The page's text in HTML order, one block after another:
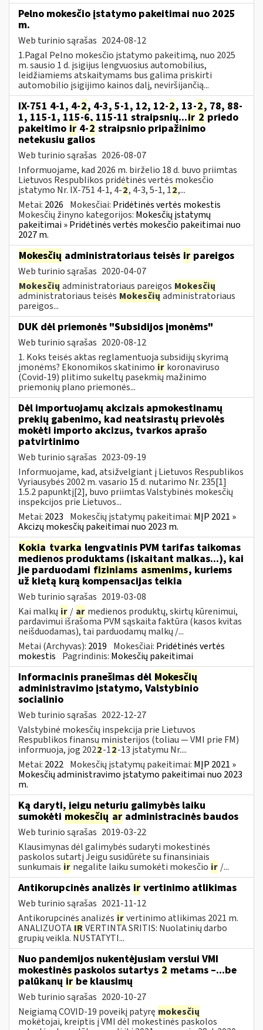
Pelno mokesčio įstatymo pakeitimai nuo 2025
m.
Web turinio sąrašas 2024-08-12
1.Pagal Pelno mokesčio įstatymo pakeitimą, nuo 2025
m. sausio 1 d. įsigijus lengvuosius automobilius,
leidžiamiems atskaitymams bus galima priskirti
automobilio įsigijimo kainos dalį, neviršijančią...
IX-751 4-1, 4-2, 4-3, 5-1, 12, 12-2, 13-2, 78, 88-
1, 115-1, 115-6, 115-11 straipsnių...ir 2 priedo
pakeitimo ir 4-2 straipsnio pripažinimo
netekusiu galios
Web turinio sąrašas 2026-08-07
Informuojame, kad 2026 m. birželio 18 d. buvo priimtas
Lietuvos Respublikos pridėtinės vertės mokesčio
įstatymo Nr. IX-751 4-1, 4-2, 4-3, 5-1, 12,...
Metai: 2026 Mokesčiai: Pridėtinės vertės mokestis
Mokesčių žinyno kategorijos: Mokesčių įstatymų
pakeitimai » Pridėtinės vertės mokesčio pakeitimai nuo
2027 m.
Mokesčių administratoriaus teisės ir pareigos
Web turinio sąrašas 2020-04-07
Mokesčių administratoriaus pareigos Mokesčių
administratoriaus teisės Mokesčių administratoriaus
pareigos...
DUK dėl priemonės "Subsidijos įmonėms"
Web turinio sąrašas 2020-08-12
1. Koks teisės aktas reglamentuoja subsidijų skyrimą
įmonėms? Ekonomikos skatinimo ir koronaviruso
(Covid-19) plitimo sukeltų pasekmių mažinimo
priemonių plano priemonės...
Dėl importuojamų akcizais apmokestinamų
prekių gabenimo, kad neatsirastų prievolės
mokėti importo akcizus, tvarkos aprašo
patvirtinimo
Web turinio sąrašas 2023-09-19
Informuojame, kad, atsižvelgiant į Lietuvos Respublikos
Vyriausybės 2002 m. vasario 15 d. nutarimo Nr. 235[1]
1.5.2 papunktį[2], buvo priimtas Valstybinės mokesčių
inspekcijos prie Lietuvos...
Metai: 2023 Mokesčių įstatymų pakeitimai: MĮP 2021 »
Akcizų mokesčių pakeitimai nuo 2023 m.
Kokia tvarka lengvatinis PVM tarifas taikomas
medienos produktams (įskaitant malkas...), kai
jie parduodami fiziniams asmenims, kuriems
už kietą kurą kompensacijas teikia
Web turinio sąrašas 2019-03-08
Kai malkų ir / ar medienos produktų, skirtų kūrenimui,
pardavimui išrašoma PVM sąskaita faktūra (kasos kvitas
neišduodamas), tai parduodamų malkų /...
Metai (Archyvas): 2019 Mokesčiai: Pridėtinės vertės
mokestis Pagrindinis: Mokesčių pakeitimai
Informacinis pranešimas dėl Mokesčių
administravimo įstatymo, Valstybinio
socialinio
Web turinio sąrašas 2022-12-27
Valstybinė mokesčių inspekcija prie Lietuvos
Respublikos finansų ministerijos (toliau — VMI prie FM)
informuoja, jog 2022-12-13 įstatymu Nr....
Metai: 2022 Mokesčių įstatymų pakeitimai: MĮP 2021 »
Mokesčių administravimo įstatymo pakeitimai nuo 2023
m.
Ką daryti, jeigu neturiu galimybės laiku
sumokėti mokesčių ar administracinės baudos
Web turinio sąrašas 2019-03-22
Klausimynas dėl galimybės sudaryti mokestinės
paskolos sutartį Jeigu susidūrėte su finansiniais
sunkumais ir negalite laiku sumokėti mokesčio ir /...
Antikorupcinės analizės ir vertinimo atlikimas
Web turinio sąrašas 2021-11-12
Antikorupcinės analizės irvertinimo atlikimas 2021 m.
ANALIZUOTA IRVERTINTA SRITIS: Nuolatinių darbo
grupių veikla. NUSTATYTI...
Nuo pandemijos nukentėjusiam verslui VMI
mokestinės paskolos sutartys 2 metams –...be
palūkanų ir be klausimų
Web turinio sąrašas 2020-10-27
Neigiamą COVID-19 poveikį patyrę mokesčių
mokėtojai, kreiptis į VMI dėl mokestinės paskolos